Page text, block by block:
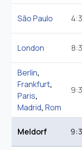
São Paulo
London
Berlin,
Frankfurt,
Paris,
Madrid, Rom
Meldorf